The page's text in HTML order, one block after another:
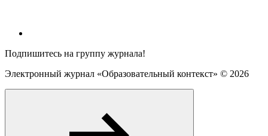
Подпишитесь на группу журнала!
Электронный журнал «Образовательный контекст» © 2026